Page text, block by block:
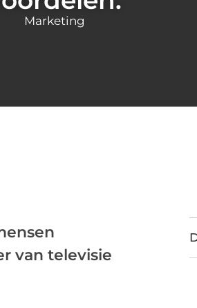
Marketing
van televisie